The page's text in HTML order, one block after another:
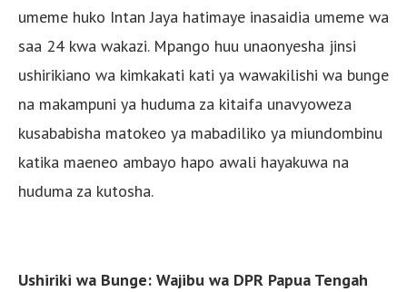
umeme huko Intan Jaya hatimaye inasaidia umeme wa
saa 24 kwa wakazi. Mpango huu unaonyesha jinsi
ushirikiano wa kimkakati kati ya wawakilishi wa bunge
na makampuni ya huduma za kitaifa unavyoweza
kusababisha matokeo ya mabadiliko ya miundombinu
katika maeneo ambayo hapo awali hayakuwa na
huduma za kutosha.
Ushiriki wa Bunge: Wajibu wa DPR Papua Tengah